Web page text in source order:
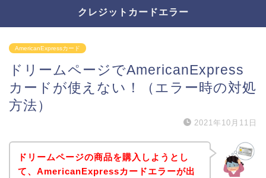
クレジットカードエラー
AmericanExpressカード
ドリームページでAmericanExpress
カードが使えない！（エラー時の対処
方法）
2021年10月11日
ドリームページの商品を購入しようとし
て、AmericanExpressカードエラーが出